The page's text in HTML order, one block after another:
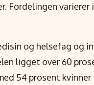
Fordelingen
og helsefag og
ligget over 60
54 prosent